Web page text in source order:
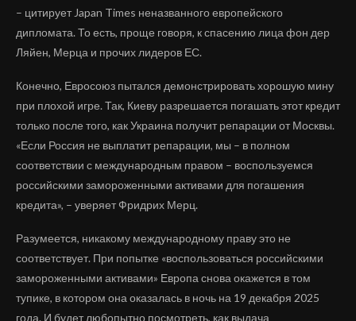
– цитирует Japan Times неназванного европейского
дипломата. То есть, проще говоря, к спасению лица фон дер
Ляйен, Мерца и прочих лидеров ЕС.
Конечно, Евросоюз пытался демонстрировать хорошую мину
при плохой игре. Так, Киеву разрешается погашать этот кредит
только после того, как Украина получит репарации от Москвы.
«Если Россия не выплатит репарации, мы – в полном
соответствии с международным правом – воспользуемся
российскими замороженными активами для погашения
кредита», ­– уверяет Фридрих Мерц.
Разумеется, никакому международному праву это не
соответствует. При попытке «воспользоваться российскими
замороженными активами» Европа снова окажется в том
тупике, в котором она оказалась в ночь на 19 декабря 2025
года. И будет любопытно посмотреть, как выдача